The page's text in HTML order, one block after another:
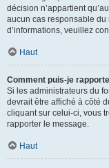
décision n’appartient
aucun cas responsable
d’informations, veuillez
Haut
Comment puis-je
Si les administrateurs du
devrait être affiché à côté
cliquant sur celui-ci, vous
rapporter le message.
Haut